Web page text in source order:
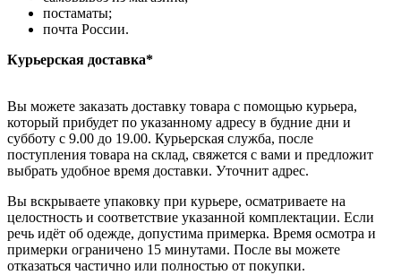
постаматы;
почта России.
Курьерская доставка*
Вы можете заказать доставку товара с помощью курьера,
который прибудет по указанному адресу в будние дни и
субботу с 9.00 до 19.00. Курьерская служба, после
поступления товара на склад, свяжется с вами и предложит
выбрать удобное время доставки. Уточнит адрес.
Вы вскрываете упаковку при курьере, осматриваете на
целостность и соответствие указанной комплектации. Если
речь идёт об одежде, допустима примерка. Время осмотра и
примерки ограничено 15 минутами. После вы можете
отказаться частично или полностью от покупки.